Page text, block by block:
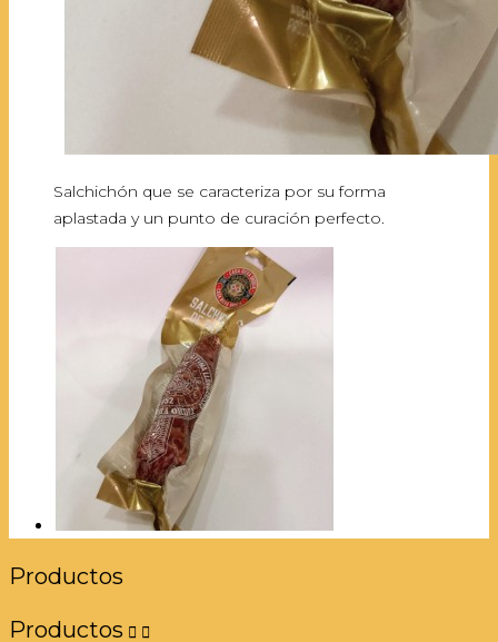
Salchichón que se caracteriza por su forma
aplastada y un punto de curación perfecto.
Productos
Productos  